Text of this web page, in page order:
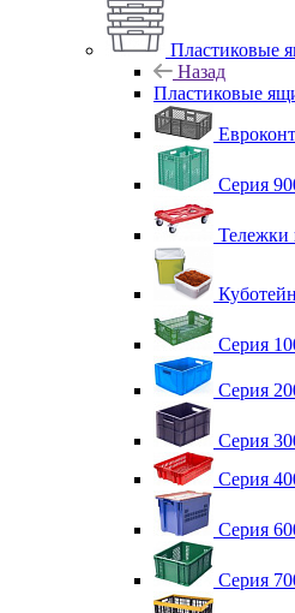
Пластиковые
Назад
Пластиковые
Серия
Тележки
Серия
Серия
Серия
Серия
Серия
Серия